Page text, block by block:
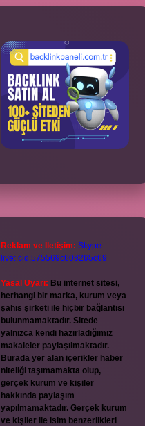
Reklam ve İletişim: Skype:
live:.cid.575569c608265c69
Yasal Uyarı: Bu internet sitesi,
herhangi bir marka, kurum veya
şahıs şirketi ile hiçbir bağlantısı
bulunmamaktadır. Sitede
yalnızca kendi hazırladığımız
makaleler paylaşılmaktadır.
Burada yer alan içerikler haber
niteliği taşımamakta olup,
gerçek kurum ve kişiler
hakkında paylaşım
yapılmamaktadır. Gerçek kurum
ve kişiler ile isim benzerlikleri